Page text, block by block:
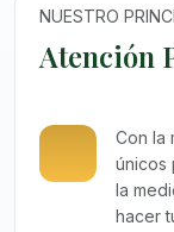
NUESTRO
Atención
Con la
únicos
la
hacer